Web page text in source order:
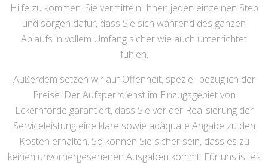
Hilfe zu kommen. Sie vermitteln Ihnen jeden einzelnen Step
und sorgen dafür, dass Sie sich während des ganzen
Ablaufs in vollem Umfang sicher wie auch unterrichtet
fühlen.
Außerdem setzen wir auf Offenheit, speziell bezüglich der
Preise. Der Aufsperrdienst im Einzugsgebiet von
Eckernförde garantiert, dass Sie vor der Realisierung der
Serviceleistung eine klare sowie adäquate Angabe zu den
Kosten erhalten. So können Sie sicher sein, dass es zu
keinen unvorhergesehenen Ausgaben kommt. Für uns ist es